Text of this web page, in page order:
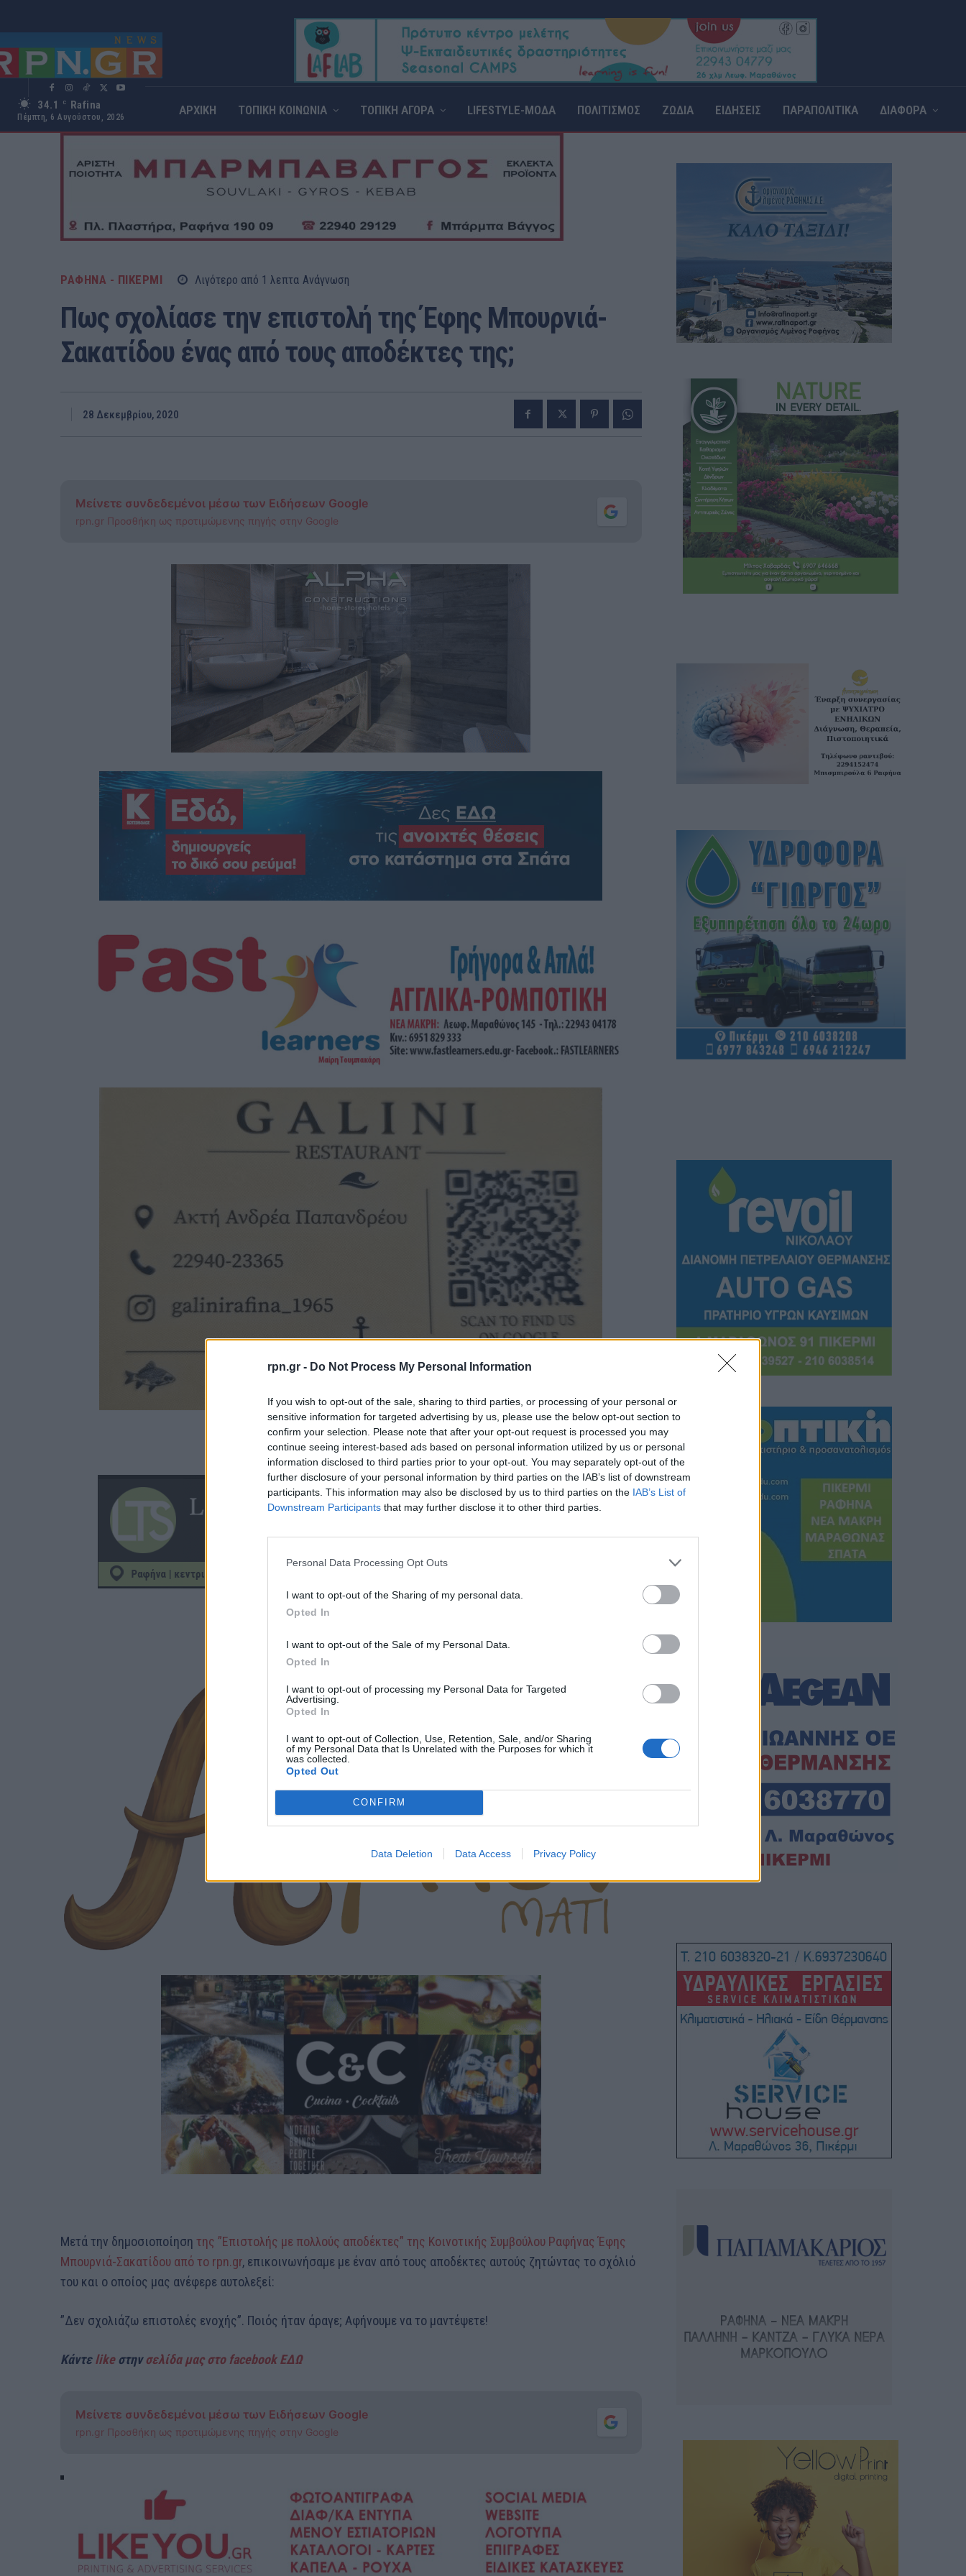
rpn.gr - Do Not Process My Personal Information
If you wish to opt-out of the sale, sharing to third parties, or processing of your personal or
sensitive information for targeted advertising by us, please use the below opt-out section to
confirm your selection. Please note that after your opt-out request is processed you may
continue seeing interest-based ads based on personal information utilized by us or personal
information disclosed to third parties prior to your opt-out. You may separately opt-out of the
further disclosure of your personal information by third parties on the IAB’s list of downstream
participants. This information may also be disclosed by us to third parties on the IAB’s List of
Downstream Participants that may further disclose it to other third parties.
Personal Data Processing Opt Outs
I want to opt-out of the Sharing of my personal data.
Opted In
I want to opt-out of the Sale of my Personal Data.
Opted In
I want to opt-out of processing my Personal Data for Targeted
Advertising.
Opted In
I want to opt-out of Collection, Use, Retention, Sale, and/or Sharing
of my Personal Data that Is Unrelated with the Purposes for which it
was collected.
Opted Out
CONFIRM
Data Deletion Data Access Privacy Policy
34.1 C Rafina
Πέμπτη, 6 Αυγούστου, 2026 ΑΡΧΙΚΗ ΤΟΠΙΚΗ ΚΟΙΝΩΝΙΑ ΤΟΠΙΚΗ ΑΓΟΡΑ LIFESTYLE-ΜΟΔΑ ΠΟΛΙΤΙΣΜΟΣ ΖΩΔΙΑ ΕΙΔΗΣΕΙΣ ΠΑΡΑΠΟΛΙΤΙΚΑ ΔΙΑΦΟΡΑ
ΡΑΦΗΝΑ - ΠΙΚΕΡΜΙ Λιγότερο από 1 λεπτα Ανάγνωση
Πως σχολίασε την επιστολή της Έφης Μπουρνιά-
Σακατίδου ένας από τους αποδέκτες της;
28 Δεκεμβρίου, 2020
Μείνετε συνδεδεμένοι μέσω των Ειδήσεων Google
rpn.gr Προσθήκη ως προτιμώμενης πηγής στην Google
Μετά την δημοσιοποίηση της ”Επιστολής με πολλούς αποδέκτες” της Κοινοτικής Συμβούλου Ραφήνας Έφης
Μπουρνιά-Σακατίδου από το rpn.gr, επικοινωνήσαμε με έναν από τους αποδέκτες αυτούς ζητώντας το σχόλιό
του και ο οποίος μας ανέφερε αυτολεξεί:
”Δεν σχολιάζω επιστολές ενοχής”. Ποιός ήταν άραγε; Aφήνουμε να το μαντέψετε!
Κάντεlikeστηνσελίδα μας στο facebook ΕΔΩ
Μείνετε συνδεδεμένοι μέσω των Ειδήσεων Google
rpn.gr Προσθήκη ως προτιμώμενης πηγής στην Google